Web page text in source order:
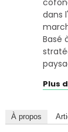
dans
Basé
Plus
À propos